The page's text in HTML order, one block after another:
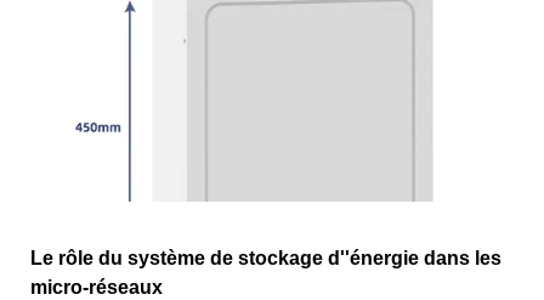
Le rôle du système de stockage d''énergie dans les
micro-réseaux